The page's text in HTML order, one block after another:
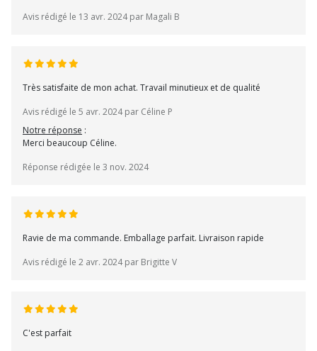
Avis rédigé le 13 avr. 2024 par Magali B
Très satisfaite de mon achat. Travail minutieux et de qualité
Avis rédigé le 5 avr. 2024 par Céline P
Notre réponse :
Merci beaucoup Céline.
Réponse rédigée le 3 nov. 2024
Ravie de ma commande. Emballage parfait. Livraison rapide
Avis rédigé le 2 avr. 2024 par Brigitte V
C'est parfait